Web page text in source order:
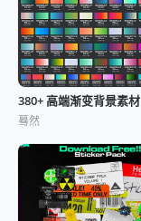
380+ 高端渐变背景素材
蓦然